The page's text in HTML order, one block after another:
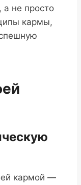
не просто
кармы,
кармой —